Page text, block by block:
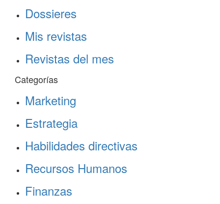
Dossieres
Mis revistas
Revistas del mes
Categorías
Marketing
Estrategia
Habilidades directivas
Recursos Humanos
Finanzas